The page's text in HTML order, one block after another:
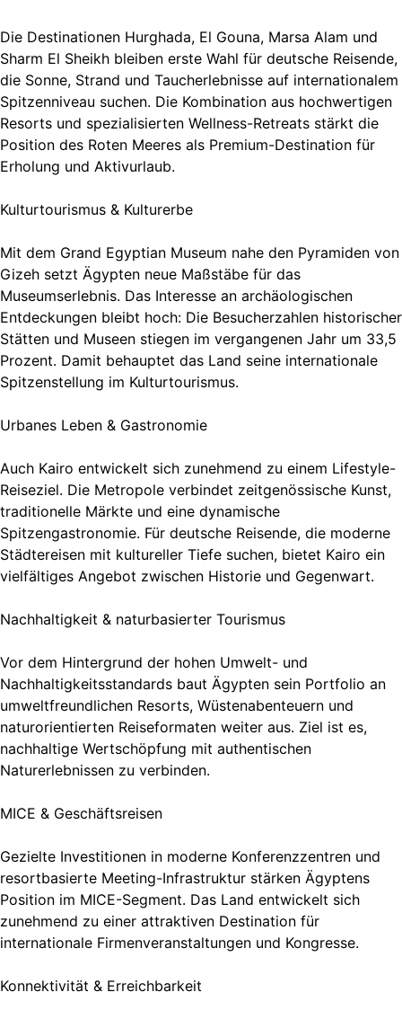
Die Destinationen Hurghada, El Gouna, Marsa Alam und
Sharm El Sheikh bleiben erste Wahl für deutsche Reisende,
die Sonne, Strand und Taucherlebnisse auf internationalem
Spitzenniveau suchen. Die Kombination aus hochwertigen
Resorts und spezialisierten Wellness-Retreats stärkt die
Position des Roten Meeres als Premium-Destination für
Erholung und Aktivurlaub.
Kulturtourismus & Kulturerbe
Mit dem Grand Egyptian Museum nahe den Pyramiden von
Gizeh setzt Ägypten neue Maßstäbe für das
Museumserlebnis. Das Interesse an archäologischen
Entdeckungen bleibt hoch: Die Besucherzahlen historischer
Stätten und Museen stiegen im vergangenen Jahr um 33,5
Prozent. Damit behauptet das Land seine internationale
Spitzenstellung im Kulturtourismus.
Urbanes Leben & Gastronomie
Auch Kairo entwickelt sich zunehmend zu einem Lifestyle-
Reiseziel. Die Metropole verbindet zeitgenössische Kunst,
traditionelle Märkte und eine dynamische
Spitzengastronomie. Für deutsche Reisende, die moderne
Städtereisen mit kultureller Tiefe suchen, bietet Kairo ein
vielfältiges Angebot zwischen Historie und Gegenwart.
Nachhaltigkeit & naturbasierter Tourismus
Vor dem Hintergrund der hohen Umwelt- und
Nachhaltigkeitsstandards baut Ägypten sein Portfolio an
umweltfreundlichen Resorts, Wüstenabenteuern und
naturorientierten Reiseformaten weiter aus. Ziel ist es,
nachhaltige Wertschöpfung mit authentischen
Naturerlebnissen zu verbinden.
MICE & Geschäftsreisen
Gezielte Investitionen in moderne Konferenzzentren und
resortbasierte Meeting-Infrastruktur stärken Ägyptens
Position im MICE-Segment. Das Land entwickelt sich
zunehmend zu einer attraktiven Destination für
internationale Firmenveranstaltungen und Kongresse.
Konnektivität & Erreichbarkeit